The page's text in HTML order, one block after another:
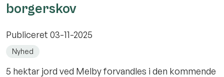
borgerskov
Publiceret 03-11-2025
Nyhed
5 hektar jord ved Melby forvandles i den kommende